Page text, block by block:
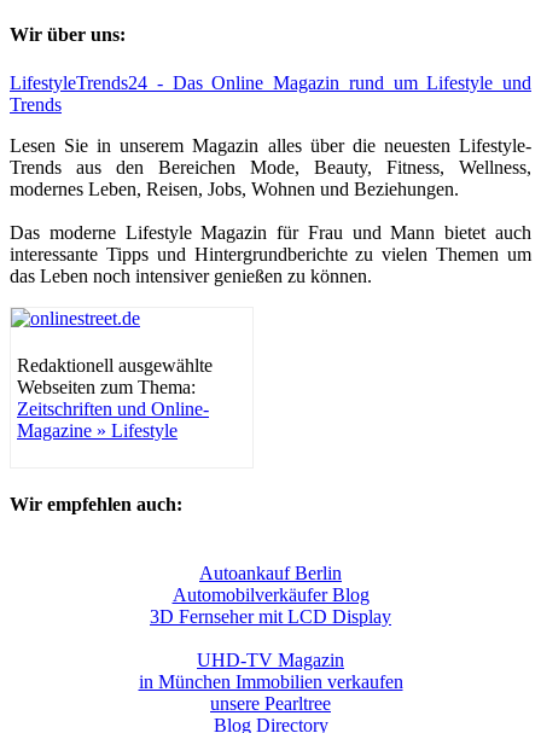
Wir über uns:
LifestyleTrends24 - Das Online Magazin rund um Lifestyle und
Trends
Lesen Sie in unserem Magazin alles über die neuesten Lifestyle-
Trends aus den Bereichen Mode, Beauty, Fitness, Wellness,
modernes Leben, Reisen, Jobs, Wohnen und Beziehungen.
Das moderne Lifestyle Magazin für Frau und Mann bietet auch
interessante Tipps und Hintergrundberichte zu vielen Themen um
das Leben noch intensiver genießen zu können.
Redaktionell ausgewählte
Webseiten zum Thema:
Zeitschriften und Online-
Magazine » Lifestyle
Wir empfehlen auch:
Autoankauf Berlin
Automobilverkäufer Blog
3D Fernseher mit LCD Display
UHD-TV Magazin
in München Immobilien verkaufen
unsere Pearltree
Blog Directory